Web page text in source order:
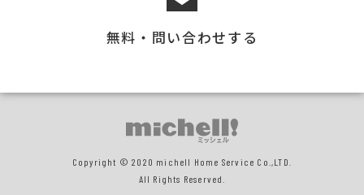
無料・問い合わせする
Copyright © 2020 michell Home Service Co.,LTD.
All Rights Reserved.